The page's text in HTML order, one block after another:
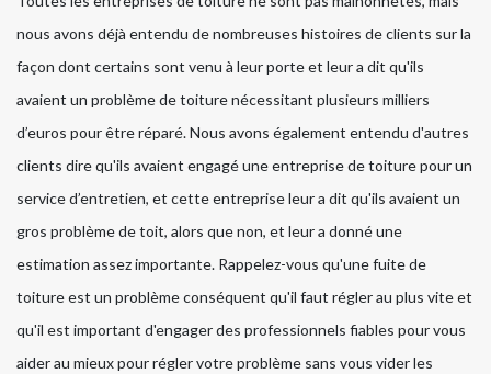
nous avons déjà entendu de nombreuses histoires de clients sur la
façon dont certains sont venu à leur porte et leur a dit qu'ils
avaient un problème de toiture nécessitant plusieurs milliers
d’euros pour être réparé. Nous avons également entendu d'autres
clients dire qu'ils avaient engagé une entreprise de toiture pour un
service d’entretien, et cette entreprise leur a dit qu'ils avaient un
gros problème de toit, alors que non, et leur a donné une
estimation assez importante. Rappelez-vous qu'une fuite de
toiture est un problème conséquent qu'il faut régler au plus vite et
qu'il est important d'engager des professionnels fiables pour vous
aider au mieux pour régler votre problème sans vous vider les